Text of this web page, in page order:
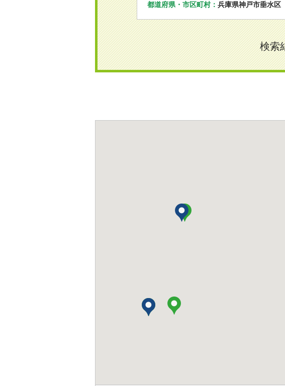
都道府県・市区町村： 兵庫県神戸市垂水区
検索